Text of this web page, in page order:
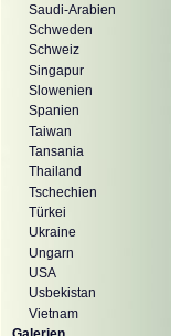
Saudi-Arabien
Schweden
Schweiz
Singapur
Slowenien
Spanien
Taiwan
Tansania
Thailand
Tschechien
Türkei
Ukraine
Ungarn
USA
Usbekistan
Vietnam